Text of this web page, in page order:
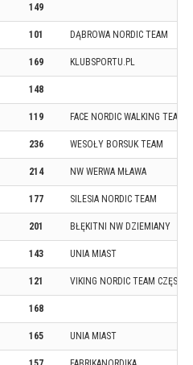
149
101 DĄBROWA NORDIC TEAM
169 KLUBSPORTU.PL
148
119 FACE NORDIC WALKING TEAM
236 WESOŁY BORSUK TEAM
214 NW WERWA MŁAWA
177 SILESIA NORDIC TEAM
201 BŁĘKITNI NW DZIEMIANY
143 UNIA MIAST
121 VIKING NORDIC TEAM
168
165 UNIA MIAST